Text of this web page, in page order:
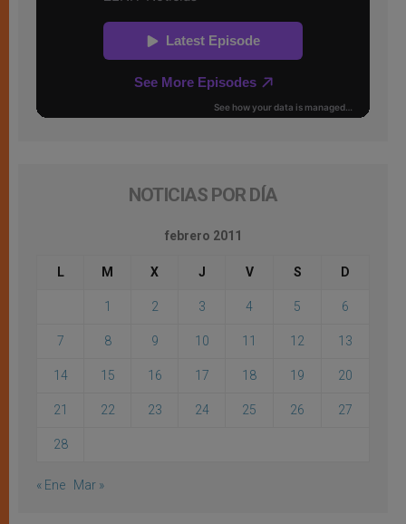
NOTICIAS POR DÍA
febrero 2011
L M X J V S D
1 2 3 4 5 6
7 8 9 10 11 12 13
14 15 16 17 18 19 20
21 22 23 24 25 26 27
28
« Ene Mar »